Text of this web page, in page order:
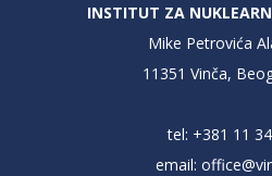
INSTITUT ZA
Mike Petrovića
11351 Vinča,
tel: +381 11
email: